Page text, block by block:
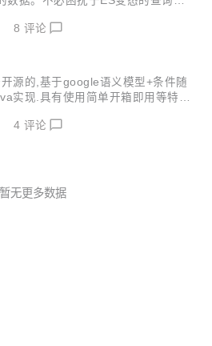
式查询: http://localhost:9200/_plu
将sql语句转换为es的查询语句
_explain?sql=select * from inde
8 评论
源的,基于google语义模型+条件随
实现.具有使用简单开箱即用等特
上 源码下载 https://github.com/a
明 调整了...
4 评论
暂无更多数据